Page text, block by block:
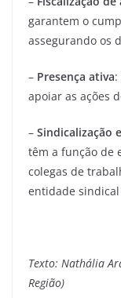
garantem o
assegurando os
– Presença ativa
apoiar as ações
– Sindicalização
têm a função de
colegas de
entidade
Texto: Nathália
Região)